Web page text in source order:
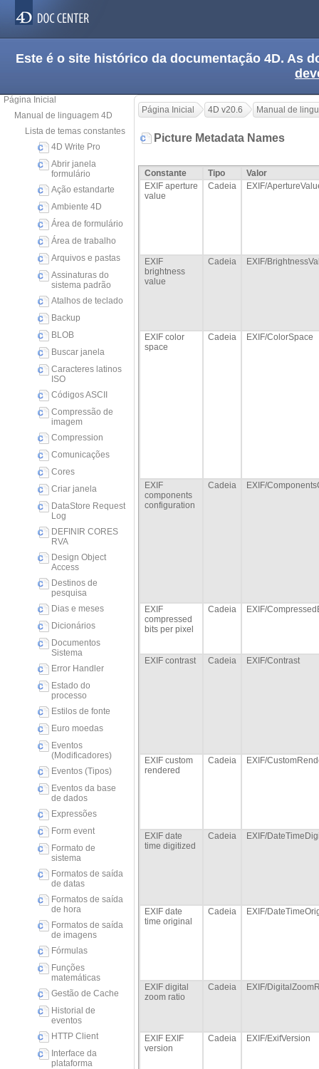
Este é o site histórico da documentação 4D. As
Página Inicial
Manual de linguagem 4D
Lista de temas constantes
4D Write Pro
Abrir janela
formulário
Ação estandarte
Ambiente 4D
Área de formulário
Área de trabalho
Arquivos e pastas
Assinaturas do
sistema padrão
Atalhos de teclado
Backup
BLOB
Buscar janela
Caracteres latinos
ISO
Códigos ASCII
Compressão de
imagem
Compression
Comunicações
Cores
Criar janela
DataStore Request
Log
DEFINIR CORES
RVA
Design Object
Access
Destinos de
pesquisa
Dias e meses
Dicionários
Documentos
Sistema
Error Handler
Estado do
processo
Estilos de fonte
Euro moedas
Eventos
(Modificadores)
Eventos (Tipos)
Eventos da base
de dados
Expressões
Form event
Formato de
sistema
Formatos de saída
de datas
Formatos de saída
de hora
Formatos de saída
de imagens
Fórmulas
Funções
matemáticas
Gestão de Cache
Historial de
eventos
HTTP Client
Interface da
plataforma
Página Inicial 4D v20.6 Manual de
Picture Metadata Names
Constante Tipo
Valor
EXIF aperture
value
Cadeia EXIF/
EXIF
brightness
value
Cadeia EXIF/
EXIF color
space
Cadeia EXIF/ColorSpace
EXIF
components
configuration
Cadeia EXIF/
EXIF
compressed
bits per pixel
Cadeia EXIF/
EXIF contrast Cadeia EXIF/Contrast
EXIF custom
rendered
Cadeia EXIF/
EXIF date
time digitized
Cadeia EXIF/
EXIF date
time original
Cadeia EXIF/
EXIF digital
zoom ratio
Cadeia EXIF/
EXIF EXIF
version
Cadeia EXIF/ExifVersion